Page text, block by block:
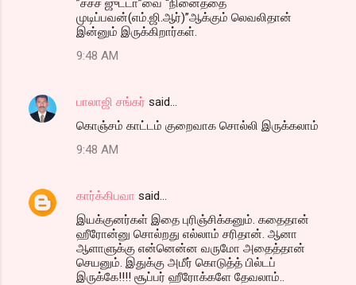
முடிப்பவன்(எம்.ஜி.ஆர்)”ஆக்கும் லெவலிதான்
இன்னும் இருக்கிறார்கள்.
9:48 AM
பாலாஜி சங்கர் said…
கொஞ்சம் காட்டம் குறைவாக சொல்லி இருக்கலாம்
9:48 AM
கார்க்கிபவா said…
இயக்குனர்கள் இதை புரிஞ்சிக்கனும். கதைதான்
ஹீரோன்னு சொல்றது எல்லாம் சரிதான். ஆனா
ஆளாளுக்கு என்னென்ன வருமோ அதைத்தான்
செயனும். இதுக்கு அமீர் கொடுத்த் பில்டப்
இருக்கே!!!! சூப்பர் ஹீரோக்களே தேவலாம்..